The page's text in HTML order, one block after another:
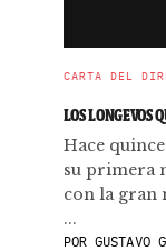
CARTA DEL
LOS LONGEVOS
Hace
su primera
con la gran
...
POR GUSTAVO